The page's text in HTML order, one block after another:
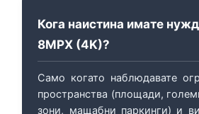
Кога наистина имате
8MPX (4K)?
Само когато наблюдавате
пространства (площади,
зони, мащабни паркинги) и